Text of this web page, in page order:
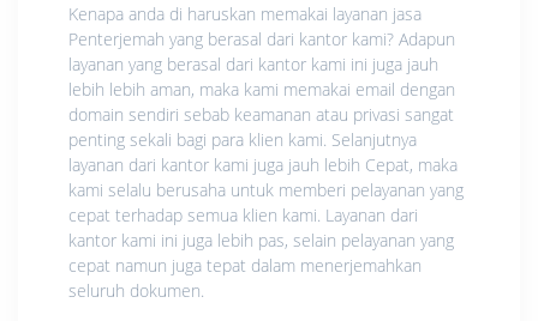
Kenapa anda di haruskan memakai layanan jasa
Penterjemah yang berasal dari kantor kami? Adapun
layanan yang berasal dari kantor kami ini juga jauh
lebih lebih aman, maka kami memakai email dengan
domain sendiri sebab keamanan atau privasi sangat
penting sekali bagi para klien kami. Selanjutnya
layanan dari kantor kami juga jauh lebih Cepat, maka
kami selalu berusaha untuk memberi pelayanan yang
cepat terhadap semua klien kami. Layanan dari
kantor kami ini juga lebih pas, selain pelayanan yang
cepat namun juga tepat dalam menerjemahkan
seluruh dokumen.